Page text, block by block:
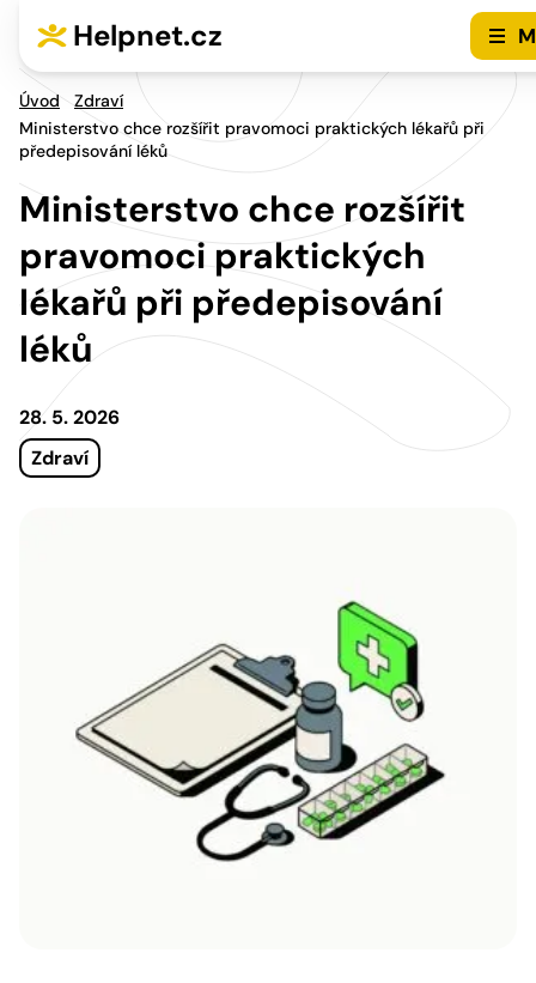
Helpnet.cz
Úvod
Zdraví
Ministerstvo chce rozšířit pravomoci praktických lékařů při
předepisování léků
Ministerstvo chce rozšířit
pravomoci praktických
lékařů při předepisování
léků
28. 5. 2026
Zdraví